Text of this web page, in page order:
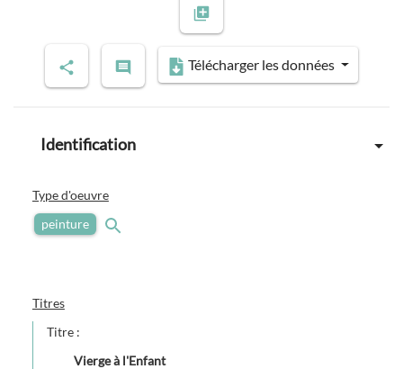
Télécharger les données
Identification
Type d'oeuvre
peinture
Titres
Titre :
Vierge à l'Enfant